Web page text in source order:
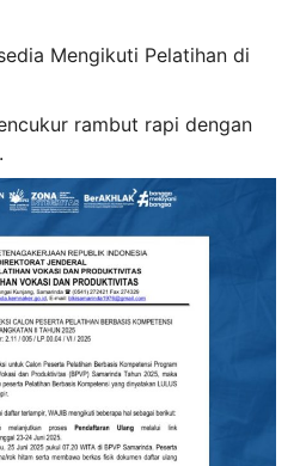
Mengikuti Pelatihan di
rambut rapi dengan